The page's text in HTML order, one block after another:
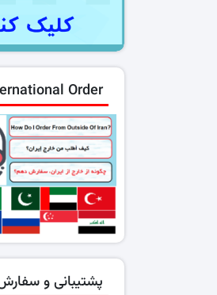
Order
پشتیبانی و